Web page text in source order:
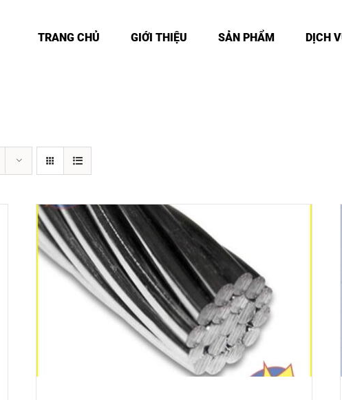
TRANG CHỦ GIỚI THIỆU SẢN PHẨM DỊCH
DETAILS